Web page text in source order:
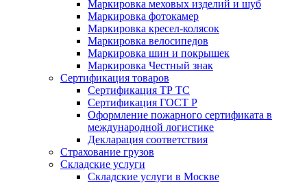
Маркировка меховых изделий и шуб
Маркировка фотокамер
Маркировка кресел-колясок
Маркировка велосипедов
Маркировка шин и покрышек
Маркировка Честный знак
Сертификация товаров
Сертификация ТР ТС
Сертификация ГОСТ Р
Оформление пожарного сертификата в
международной логистике
Декларация соответствия
Страхование грузов
Складские услуги
Складские услуги в Москве